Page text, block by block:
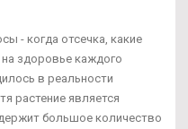
- когда отсечка, какие
здоровье каждого
в реальности
растение является
большое количество